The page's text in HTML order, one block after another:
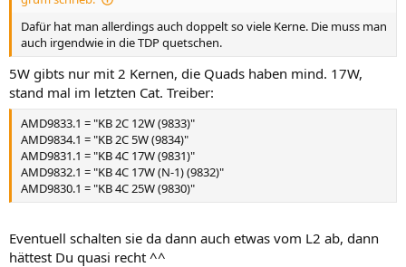
Dafür hat man allerdings auch doppelt so viele Kerne. Die muss man
auch irgendwie in die TDP quetschen.
5W gibts nur mit 2 Kernen, die Quads haben mind. 17W,
stand mal im letzten Cat. Treiber:
AMD9833.1 = "KB 2C 12W (9833)"
AMD9834.1 = "KB 2C 5W (9834)"
AMD9831.1 = "KB 4C 17W (9831)"
AMD9832.1 = "KB 4C 17W (N-1) (9832)"
AMD9830.1 = "KB 4C 25W (9830)"
Eventuell schalten sie da dann auch etwas vom L2 ab, dann
hättest Du quasi recht ^^